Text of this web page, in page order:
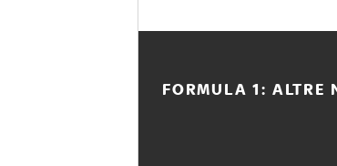
FORMULA 1: ALTRE